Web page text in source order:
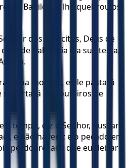
de Babilônia, lhe quebrou os
dos exércitos, Deus de
rei de Babilônia e a sua terra,
a sua morada, e ele pastará
se fartará nos outeiros de
tempo, diz o Senhor, buscar-
e não haverá; e o pecado em
perdoarei aos que eu deixar